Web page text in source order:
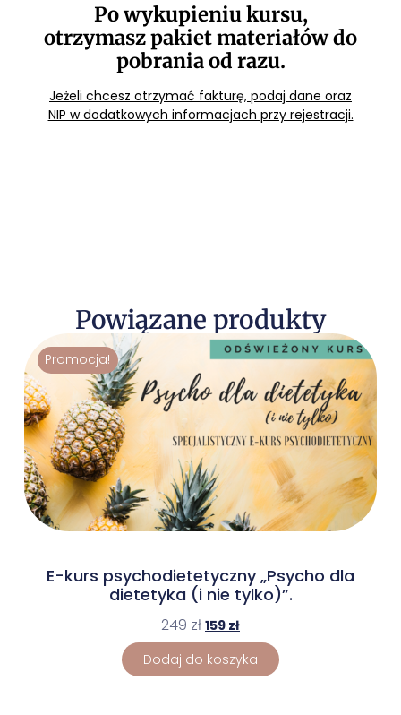
Po wykupieniu kursu,
otrzymasz pakiet materiałów do
pobrania od razu.
Jeżeli chcesz otrzymać fakturę, podaj dane oraz
NIP w dodatkowych informacjach przy rejestracji.
Powiązane produkty
Promocja!
E-kurs psychodietetyczny „Psycho dla
dietetyka (i nie tylko)”.
249zł 159 zł
Dodaj do koszyka